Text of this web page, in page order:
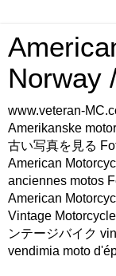
Norway
www.veteran-
Amerikanske
古い写真を見る
American
anciennes motos
American
Vintage
ンテージバイク
vendimia moto